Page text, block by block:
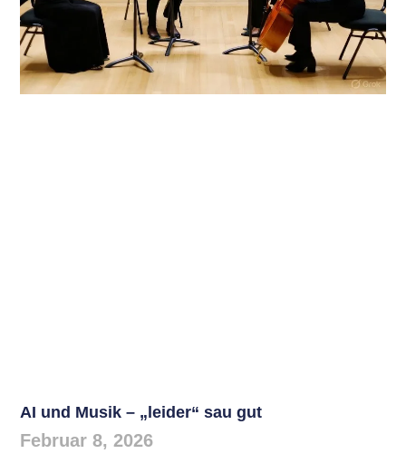
AI und Musik – „leider“ sau gut
Februar 8, 2026